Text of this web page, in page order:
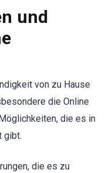
und
von zu Hause
die Online
die es in
gibt.
die es zu